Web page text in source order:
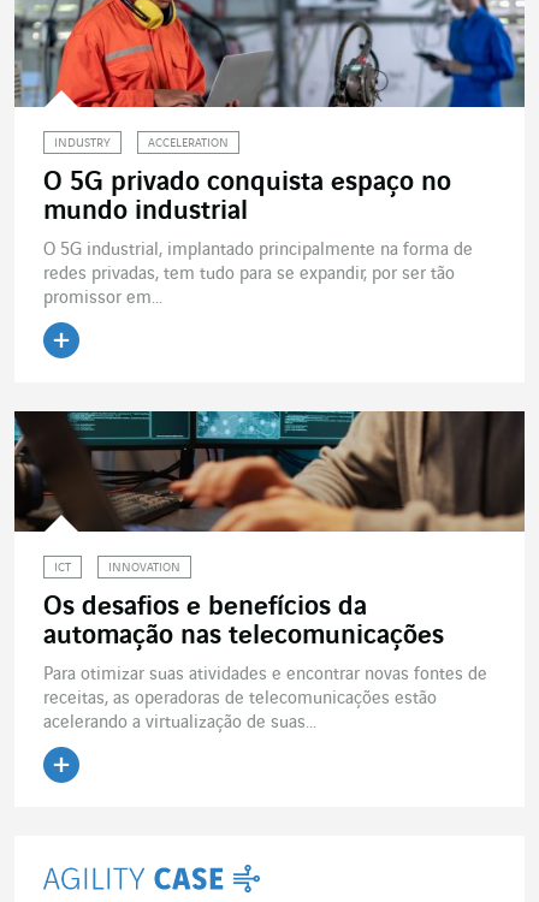
INDUSTRY ACCELERATION
O 5G privado conquista espaço no
mundo industrial
O 5G industrial, implantado principalmente na forma de
redes privadas, tem tudo para se expandir, por ser tão
promissor em...
ICT INNOVATION
Os desafios e benefícios da
automação nas telecomunicações
Para otimizar suas atividades e encontrar novas fontes de
receitas, as operadoras de telecomunicações estão
acelerando a virtualização de suas...